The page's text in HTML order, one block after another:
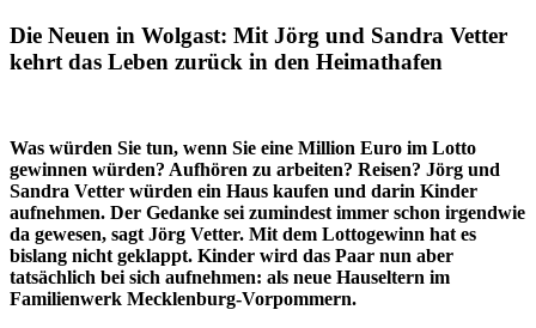
Die Neuen in Wolgast: Mit Jörg und Sandra Vetter
kehrt das Leben zurück in den Heimathafen
Was würden Sie tun, wenn Sie eine Million Euro im Lotto
gewinnen würden? Aufhören zu arbeiten? Reisen? Jörg und
Sandra Vetter würden ein Haus kaufen und darin Kinder
aufnehmen. Der Gedanke sei zumindest immer schon irgendwie
da gewesen, sagt Jörg Vetter. Mit dem Lottogewinn hat es
bislang nicht geklappt. Kinder wird das Paar nun aber
tatsächlich bei sich aufnehmen: als neue Hauseltern im
Familienwerk Mecklenburg-Vorpommern.